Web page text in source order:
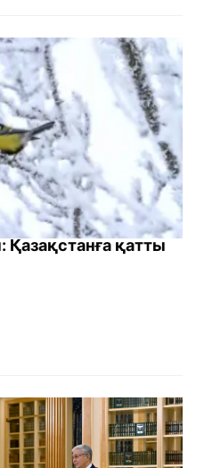
Қазақстанға қатты